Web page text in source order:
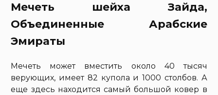
Мечеть шейха Зайда,
Объединенные Арабские
Эмираты
Мечеть может вместить около 40 тысяч
верующих, имеет 82 купола и 1000 столбов. А
еще здесь находится самый большой ковер в